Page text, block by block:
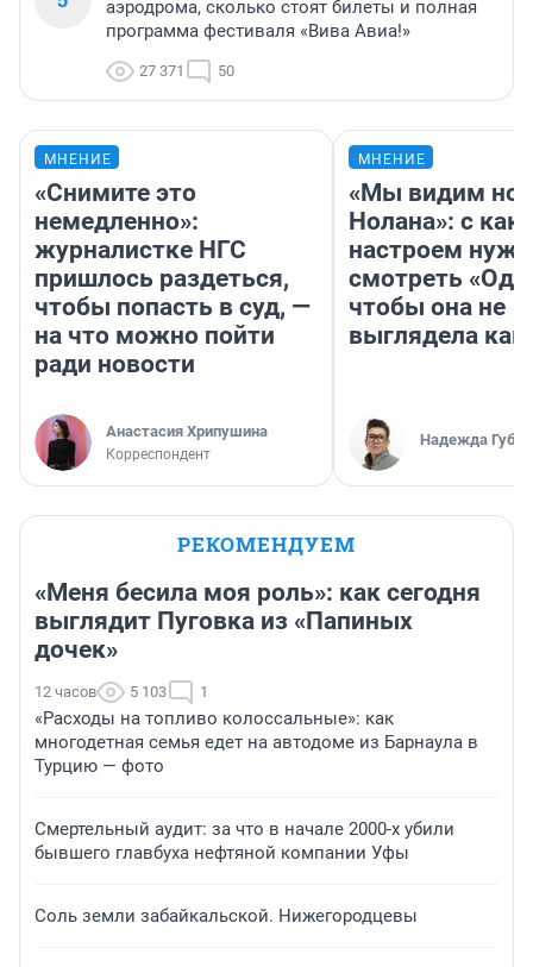
аэродрома, сколько стоят билеты и полная
программа фестиваля «Вива Авиа!»
27 371 50
МНЕНИЕ
«Снимите это
немедленно»:
журналистке НГС
пришлось раздеться,
чтобы попасть в суд, —
на что можно пойти
ради новости
Анастасия Хрипушина
Корреспондент
МНЕНИЕ
«Мы видим
Нолана»: с
настроем
смотреть
чтобы она не
выглядела как
Надежда
РЕКОМЕНДУЕМ
«Меня бесила моя роль»: как сегодня
выглядит Пуговка из «Папиных
дочек»
12 часов 5 103 1
«Расходы на топливо колоссальные»: как
многодетная семья едет на автодоме из Барнаула в
Турцию — фото
Смертельный аудит: за что в начале 2000-х убили
бывшего главбуха нефтяной компании Уфы
Соль земли забайкальской. Нижегородцевы